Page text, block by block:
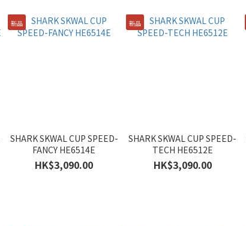
新品
SHARK SKWAL CUP SPEED-
FANCY HE6514E
HK$3,090.00
新品
SHARK SKWAL CUP SPEED-
TECH HE6512E
HK$3,090.00